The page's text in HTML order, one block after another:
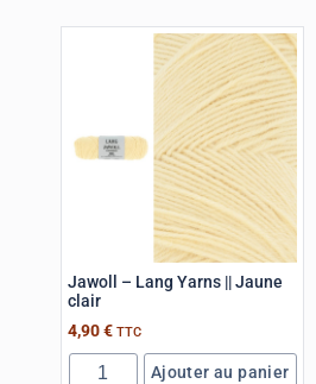
Jawoll – Lang Yarns || Jaune
clair
4,90€ TTC
Ajouter au panier